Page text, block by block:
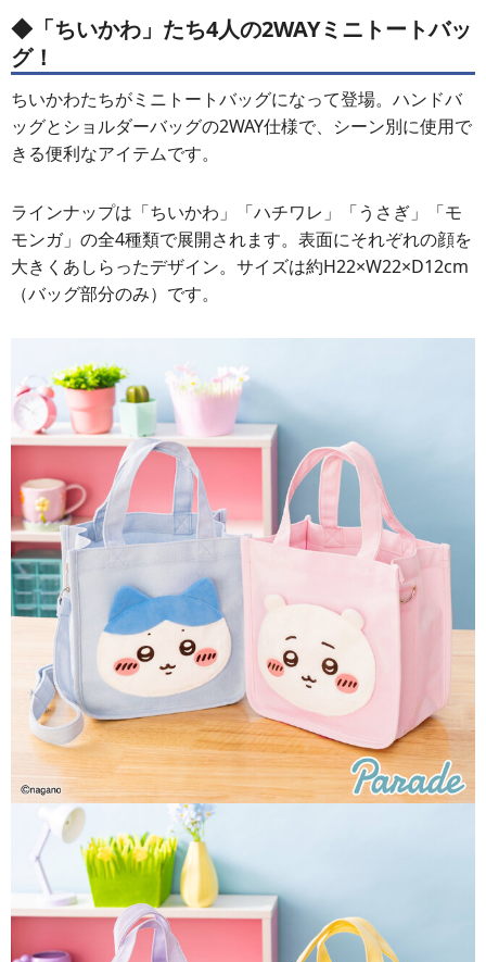
◆「ちいかわ」たち4人の2WAYミニトートバッ
グ！
ちいかわたちがミニトートバッグになって登場。ハンドバ
ッグとショルダーバッグの2WAY仕様で、シーン別に使用で
きる便利なアイテムです。
ラインナップは「ちいかわ」「ハチワレ」「うさぎ」「モ
モンガ」の全4種類で展開されます。表面にそれぞれの顔を
大きくあしらったデザイン。サイズは約H22×W22×D12cm
（バッグ部分のみ）です。